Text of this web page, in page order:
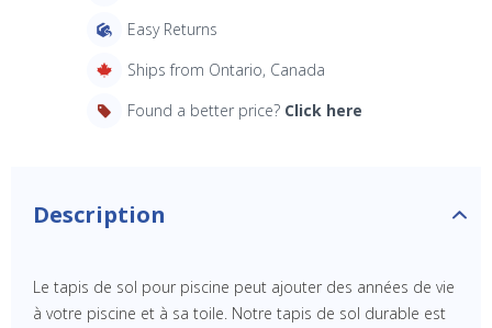
Easy Returns
Ships from Ontario, Canada
Found a better price? Click here
Description
Le tapis de sol pour piscine peut ajouter des années de vie
à votre piscine et à sa toile. Notre tapis de sol durable est